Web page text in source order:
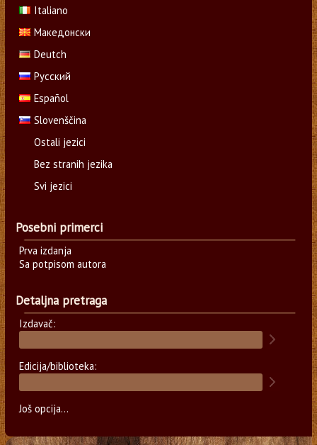
Italiano
Македонски
Deutch
Русский
Español
Slovenščina
Ostali jezici
Bez stranih jezika
Svi jezici
Posebni primerci
Prva izdanja
Sa potpisom autora
Detaljna pretraga
Izdavač:
Edicija/biblioteka:
Još opcija...